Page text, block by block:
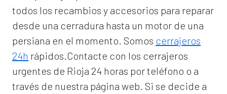
todos los recambios y accesorios para reparar
desde una cerradura hasta un motor de una
persiana en el momento. Somos cerrajeros
24h rápidos.Contacte con los cerrajeros
urgentes de Rioja 24 horas por teléfono o a
través de nuestra página web. Si se decide a